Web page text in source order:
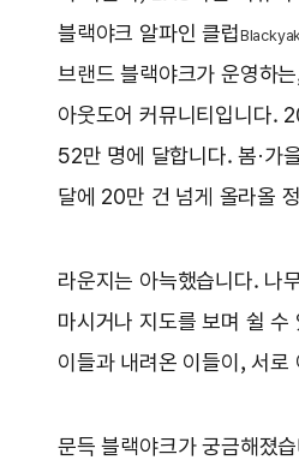
블랙야크 알파인 클럽
브랜드 블랙야크가 운영하
아웃도어 커뮤니티입니다.
52만 명에 달합니다. 봄·가
달에 20만 건 넘게 올라올
라운지는 아늑했습니다. 나
마시거나 지도를 보며 쉴 수
이들과 내려온 이들이, 서로
문득 블랙야크가 궁금해졌